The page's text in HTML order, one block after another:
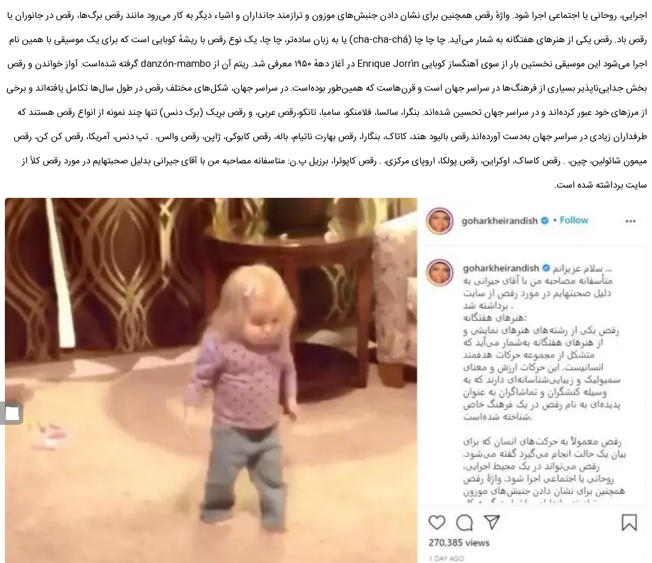
اجرایی، روحانی یا اجتماعی اجرا شود. واژهٔ رقص همچنین برای نشان دادن جنبش‌های موزون و ترازمند جانداران و اشیاء دیگر به کار می‌رود مانند رقص برگ‌ها، رقص در جانوران یا
رقص باد. رقص یکی از هنرهای هفتگانه به شمار می‌آید.
چا چا چا (cha-cha-chá) یا به زبان ساده‌تر، چا چا، یک نوع رقص با ریشهٔ کوبایی است که برای یک موسیقی با همین نام
اجرا می‌شود این موسیقی نخستین بار از سوی آهنگساز کوبایی Enrique Jorrín در آغاز دههٔ ۱۹۵۰ معرفی شد. ریتم آن از danzón-mambo گرفته شده‌است.
آواز خواندن و رقص
بخش جدایی‌ناپذیر بسیاری از فرهنگ‌ها در سراسر جهان است و قرن‌هاست که همین‌طور بوده‌است. در سراسر جهان، شکل‌های مختلف رقص در طول سال‌ها تکامل یافته‌اند و برخی
از مرزهای خود عبور کرده‌اند و در سراسر جهان تحسین شده‌اند. بنگرا، سالسا، فلامنکو، سامبا، تانکو،رقص عربی، و رقص برِیک (برک دنس) تنها چند نمونه از انواع رقص هستند که
طرفداران زیادی در سراسر جهان به‌دست آورده‌اند.رقص بالیود هند، کاتاک، بنگارا، رقص بهارت ناتیام، باله، رقص کابوکی، ژاپن، رقص والس، . تپ دنس، آمریکا، رقص کن‌ کن، رقص
میمون شائولین، چین، . رقص کاساک، اوکراین، رقص پولکا، اروپای مرکزی، . رقص کاپوئرا، برزیلپ.ن: متاسفانه مصاحبه من با آقای جیرانی بدلیل صحبتهایم در مورد رقص کلا‌ً از
سایت برداشته شده است.